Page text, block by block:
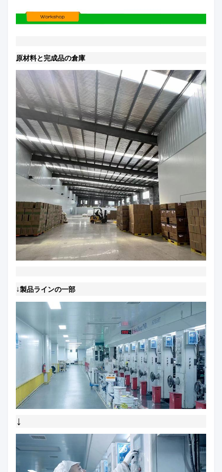
原材料と完成品の倉庫
↓製品ラインの一部
↓